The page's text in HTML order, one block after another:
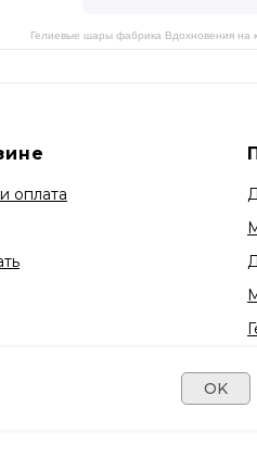
Гелиевые шары фабрика Вдохновения на
оплата
OK